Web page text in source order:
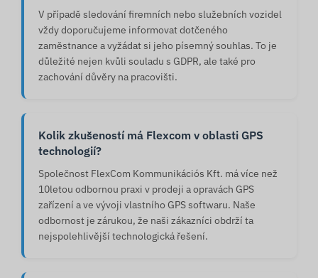
V případě sledování firemních nebo služebních vozidel
vždy doporučujeme informovat dotčeného
zaměstnance a vyžádat si jeho písemný souhlas. To je
důležité nejen kvůli souladu s GDPR, ale také pro
zachování důvěry na pracovišti.
Kolik zkušeností má Flexcom v oblasti GPS
technologií?
Společnost FlexCom Kommunikációs Kft. má více než
10letou odbornou praxi v prodeji a opravách GPS
zařízení a ve vývoji vlastního GPS softwaru. Naše
odbornost je zárukou, že naši zákazníci obdrží ta
nejspolehlivější technologická řešení.